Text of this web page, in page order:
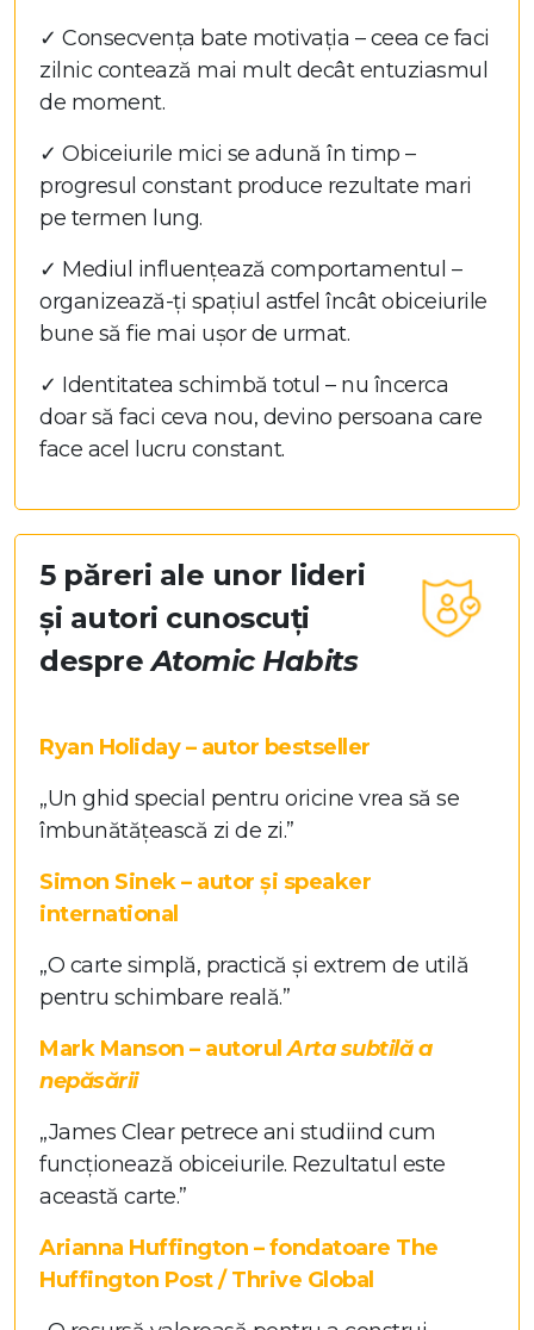
✓ Consecvența bate motivația – ceea ce faci
zilnic contează mai mult decât entuziasmul
de moment.
✓ Obiceiurile mici se adună în timp –
progresul constant produce rezultate mari
pe termen lung.
✓ Mediul influențează comportamentul –
organizează-ți spațiul astfel încât obiceiurile
bune să fie mai ușor de urmat.
✓ Identitatea schimbă totul – nu încerca
doar să faci ceva nou, devino persoana care
face acel lucru constant.
5 păreri ale unor lideri
și autori cunoscuți
despreAtomic Habits
Ryan Holiday – autor bestseller
„Un ghid special pentru oricine vrea să se
îmbunătățească zi de zi.”
Simon Sinek – autor și speaker
international
„O carte simplă, practică și extrem de utilă
pentru schimbare reală.”
Mark Manson – autorulArta subtilă a
nepăsării
„James Clear petrece ani studiind cum
funcționează obiceiurile. Rezultatul este
această carte.”
Arianna Huffington – fondatoare The
Huffington Post / Thrive Global